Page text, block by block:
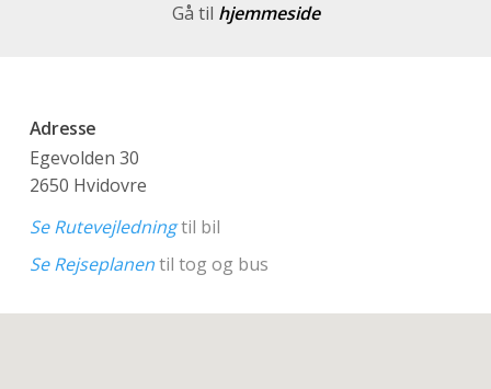
Gå til hjemmeside
Adresse
Egevolden 30
2650 Hvidovre
Se Rutevejledningtil bil
Se Rejseplanentil tog og bus